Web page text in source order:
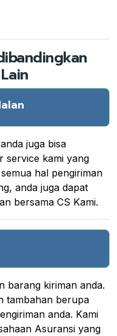
juga bisa
service kami yang
hal pengiriman
anda juga dapat
bersama CS Kami.
barang kiriman anda.
tambahan berupa
anda. Kami
Asuransi yang